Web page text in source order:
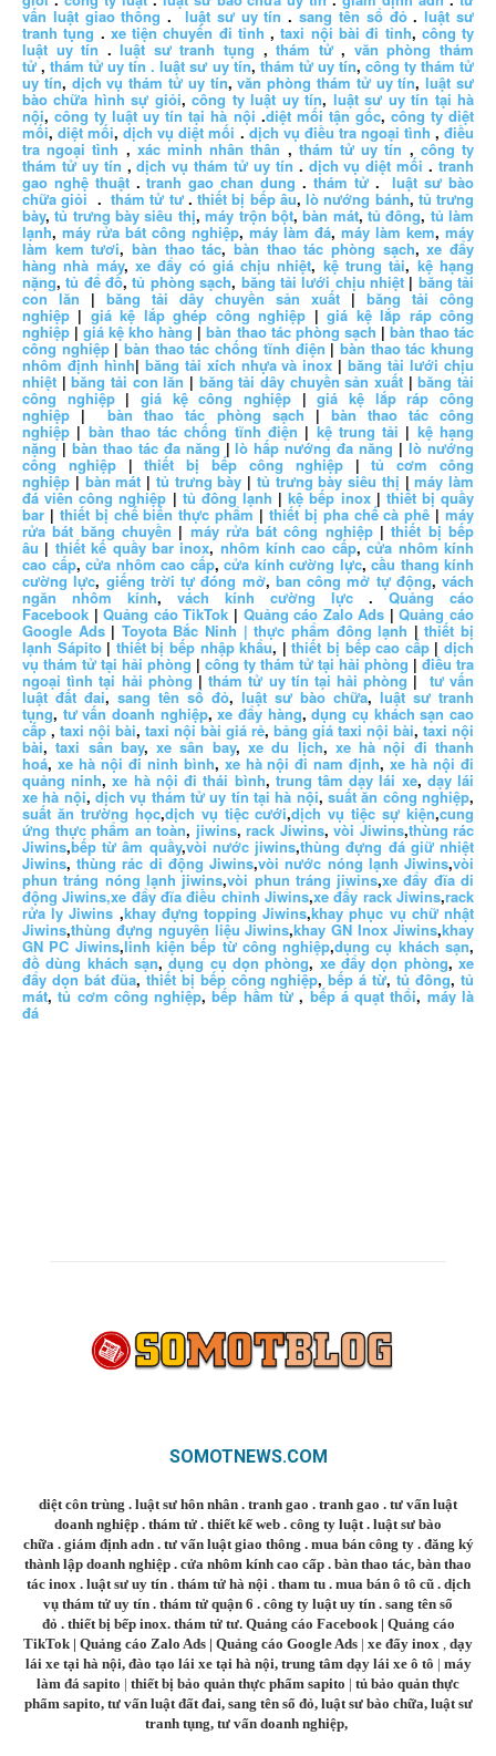
vấn luật giao thông .luật sư uy tín .sang tên sổ đỏ.luật sư
tranh tụng . xe tiện chuyến đi tỉnh ,taxi nội bài đi tỉnh, công ty
luật uy tín .luật sư tranh tụng ,thám tử, văn phòng thám
tử,thám tử uy tín . luật sư uy tín, thám tử uy tín, công ty thám tử
uy tín, dịch vụ thám tử uy tín,văn phòng thám tử uy tín,luật sư
bào chữa hình sự giỏi,công ty luật uy tín, luật sư uy tín tại hà
nội,công ty luật uy tín tại hà nội .diệt mối tận gốc, công ty diệt
mối,diệt mối,dịch vụ diệt mối .dịch vụ điều tra ngoại tình ,điều
tra ngoại tình ,xác minh nhân thân ,thám tử uy tín , công ty
thám tử uy tín ,dịch vụ thám tử uy tín . dịch vụ diệt mối .tranh
gao nghệ thuật.tranh gao chan dung . thám tử.luật sư bào
chữa giỏi .thám tử tư.thiết bị bếp âu,lò nướng bánh, tủ trưng
bày,tủ trưng bày siêu thị,máy trộn bột,bàn mát,tủ đông, tủ làm
lạnh, máy rửa bát công nghiệp, máy làm đá, máy làm kem, máy
làm kem tươi,bàn thao tác,bàn thao tác phòng sạch,xe đẩy
hàng nhà máy, xe đẩy có giá chịu nhiệt, kệ trung tải, kệ hạng
nặng,tủ để đồ,tủ phòng sạch, băng tải lưới chịu nhiệt| băng tải
con lăn | băng tải dây chuyền sản xuất | băng tải công
nghiệp | giá kệ lắp ghép công nghiệp |giá kệ lắp ráp công
nghiệp |giá kệ kho hàng |bàn thao tác phòng sạch | bàn thao tác
công nghiệp|bàn thao tác chống tĩnh điện |bàn thao tác khung
nhôm định hình| băng tải xích nhựa và inox|băng tải lưới chịu
nhiệt |băng tải con lăn | băng tải dây chuyền sản xuất |băng tải
công nghiệp|giá kệ công nghiệp |giá kệ lắp ráp công
nghiệp |bàn thao tác phòng sạch| bàn thao tác công
nghiệp | bàn thao tác chống tĩnh điện | kệ trung tải | kệ hạng
nặng| bàn thao tác đa năng|lò hấp nướng đa năng |lò nướng
công nghiệp|thiết bị bếp công nghiệp|tủ cơm công
nghiệp |bàn mát | tủ trưng bày | tủ trưng bày siêu thị |máy làm
đá viên công nghiệp | tủ đông lạnh |kệ bếp inox| thiết bị quầy
bar | thiết bị chế biến thực phẩm | thiết bị pha chế cà phê| máy
rửa bát băng chuyền | máy rửa bát công nghiệp|thiết bị bếp
âu | thiết kế quầy bar inox, nhôm kính cao cấp,cửa nhôm kính
cao cấp, cửa nhôm cao cấp, cửa kính cường lực, cầu thang kính
cường lực, giếng trời tự đóng mở, ban công mở tự động, vách
ngăn nhôm kính, vách kính cường lực .Quảng cáo
Facebook |Quảng cáo TikTok | Quảng cáo Zalo Ads |Quảng cáo
Google Ads| Toyota Bắc Ninh | thực phẩm đông lạnh |thiết bị
lạnh Sápito |thiết bị bếp nhập khẩu, |thiết bị bếp cao cấp|dịch
vụ thám tử tại hải phòng | công ty thám tử tại hải phòng |điều tra
ngoại tình tại hải phòng |thám tử uy tín tại hải phòng | tư vấn
luật đất đai, sang tên sổ đỏ, luật sư bào chữa, luật sư tranh
tụng, tư vấn doanh nghiệp,xe đẩy hàng,dụng cụ khách sạn cao
cấp, taxi nội bài, taxi nội bài giá rẻ, bảng giá taxi nội bài, taxi nội
bài,taxi sân bay,xe sân bay,xe du lịch, xe hà nội đi thanh
hoá, xe hà nội đi ninh bình, xe hà nội đi nam định,xe hà nội đi
quảng ninh,xe hà nội đi thái bình, trung tâm dạy lái xe, dạy lái
xe hà nội,dịch vụ thám tử uy tín tại hà nội,suất ăn công nghiệp,
suất ăn trường học,dịch vụ tiệc cưới,dịch vụ tiệc sự kiện,cung
ứng thực phẩm an toàn, jiwins, rack Jiwins, vòi Jiwins,thùng rác
Jiwins,bếp từ âm quầy,vòi nước jiwins,thùng đựng đá giữ nhiệt
Jiwins,thùng rác di động Jiwins,vòi nước nóng lạnh Jiwins,vòi
phun tráng nóng lạnh jiwins,vòi phun tráng jiwins,xe đẩy đĩa di
động Jiwins,xe đẩy đĩa điều chỉnh Jiwins,xe đẩy rack Jiwins,rack
rửa ly Jiwins ,khay đựng topping Jiwins,khay phục vụ chữ nhật
Jiwins,thùng đựng nguyên liệu Jiwins,khay GN Inox Jiwins,khay
GN PC Jiwins,linh kiện bếp từ công nghiệp,dụng cụ khách sạn,
đồ dùng khách sạn,dụng cụ dọn phòng,xe đẩy dọn phòng,xe
đẩy dọn bát đũa,thiết bị bếp công nghiệp,bếp á từ,tủ đông,tủ
mát,tủ cơm công nghiệp,bếp hầm từ ,bếp á quạt thổi, máy là
đá
SOMOTNEWS.COM
diệt côn trùng . luật sư hôn nhân . tranh gao . tranh gao . tư vấn luật
doanh nghiệp . thám tử . thiết kế web . công ty luật . luật sư bào
chữa . giám định adn. tư vấn luật giao thông . mua bán công ty. đăng ký
thành lập doanh nghiệp . cửa nhôm kính cao cấp . bàn thao tác, bàn thao
tác inox . luật sư uy tín. thám tử hà nội . tham tu. mua bán ô tô cũ. dịch
vụ thám tử uy tín . thám tử quận 6 . công ty luật uy tín . sang tên sổ
đỏ . thiết bị bếp inox. thám tử tư. Quảng cáo Facebook| Quảng cáo
TikTok | Quảng cáo Zalo Ads | Quảng cáo Google Ads | xe đẩy inox
dạy
lái xe tại hà nội, đào tạo lái xe tại hà nội, trung tâm dạy lái xe ô tô | máy
làm đá sapito | thiết bị bảo quản thực phẩm sapito | tủ bảo quản thực
phẩm sapito, tư vấn luật đất đai, sang tên sổ đỏ, luật sư bào chữa, luật sư
tranh tụng, tư vấn doanh nghiệp,